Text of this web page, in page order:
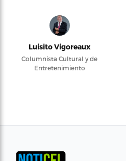
Luisito Vigoreaux
Columnista Cultural y de
Entretenimiento